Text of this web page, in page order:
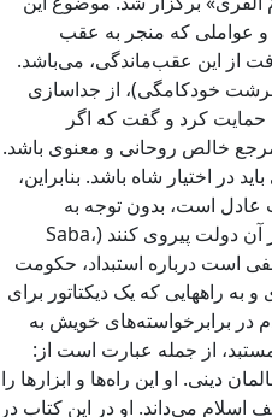
عواملی که منجر به عقب
از این عقب‌ماندگی، می‌باشد.
خودکامگی)، از جداسازى
کرد و گفت که اگر
مرجع خالص روحانی و معنوی باشد.
در اختیار شاه باشد. بنابراین،
عادل است، بدون توجه به
وابستگی مذهبی فرمانروایان آن، از آن دولت پیروی کنند (Saba،
است درباره استبداد، حکومت
راههایی که یک دیکتاتور برای
برابرخواسته‌های خویش به
از جمله عبارت است از:
دینی. او این راه‌ها و ابزارها را
اسلام می‌داند. او در این کتاب در